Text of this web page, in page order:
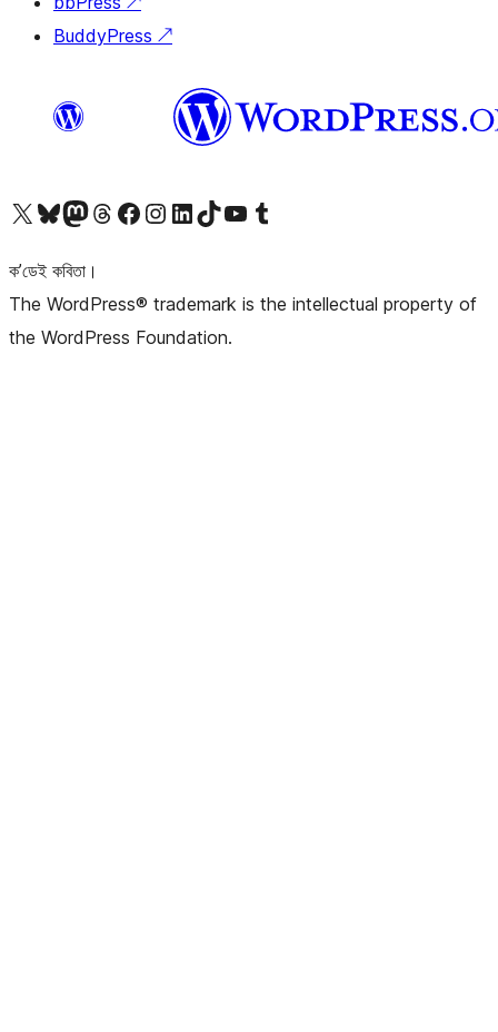
BuddyPress ↗
আমাৰ X (আগৰ Twitter) একাউণ্টলৈ যাওকআমাৰ Bluesky একাউণ্টলৈ যাওকআমাৰ Mastodon একাউণ্টলৈ যাওকআমাৰ Threads একাউণ্টলৈ যাওকআমাৰ Facebook পৃষ্ঠালৈ যাওকআমাৰ Instagram একাউণ্টলৈ যাওকআমাৰ LinkedIn একাউণ্টলৈ যাওকআমাৰ TikTok একাউণ্টলৈ যাওকআমাৰ YouTube চেনেললৈ যাওকআমাৰ Tumblr একাউণ্টলৈ যাওক
ক’ডেই কবিতা।
The WordPress® trademark is the intellectual property of
the WordPress Foundation.